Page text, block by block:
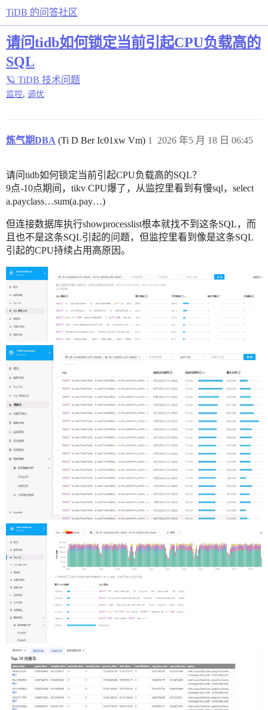
TiDB 的问答社区
请问tidb如何锁定当前引起CPU负载高的
SQL
🪐 TiDB 技术问题
监控 调优
炼气期DBA (Ti D Ber Ic01xw Vm) 2026 年5 月 18 日 06:45
1
请问tidb如何锁定当前引起CPU负载高的SQL？
9点-10点期间，tikv CPU爆了，从监控里看到有慢sql，select
a.payclass…sum(a.pay…)
但连接数据库执行showprocesslist根本就找不到这条SQL，而
且也不是这条SQL引起的问题，但监控里看到像是这条SQL
引起的CPU持续占用高原因。